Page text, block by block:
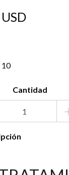
10
Cantidad